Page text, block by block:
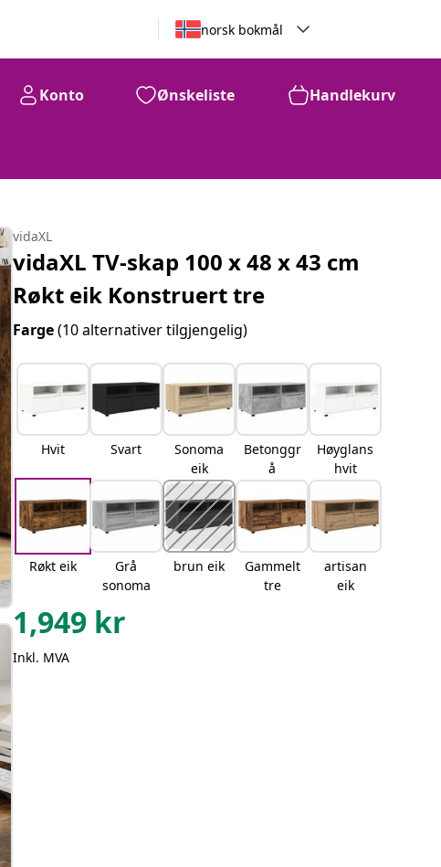
norsk bokmål
Konto Ønskeliste Handlekurv
vidaXL
vidaXL TV-skap 100 x 48 x 43 cm
Røkt eik Konstruert tre
Farge(10 alternativer tilgjengelig)
Hvit Svart
Sonoma
eik
Betonggr
å
Høyglans
hvit
Røkt eik
Grå
sonoma
brun eik
Gammelt
tre
artisan
eik
1,949 kr
Inkl. MVA